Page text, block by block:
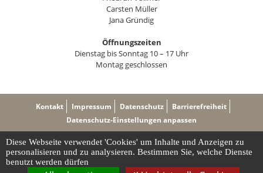
Carsten Müller
Jana Gründig
Öffnungszeiten
Dienstag bis Sonntag 10 – 17 Uhr
Montag geschlossen
Kontakt Impressum Datenschutz
Barrierefreiheit
Datenschutz-Einstellungen anpassen
Diese Webseite verwendet 'Cookies' um Inhalte und Anzeigen zu
personalisieren und zu analysieren. Bestimmen Sie, welche Dienste
benutzt werden dürfen